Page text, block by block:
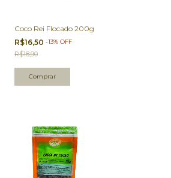
Coco Rei Flocado 200g
R$16,50 -13% OFF
R$18,90